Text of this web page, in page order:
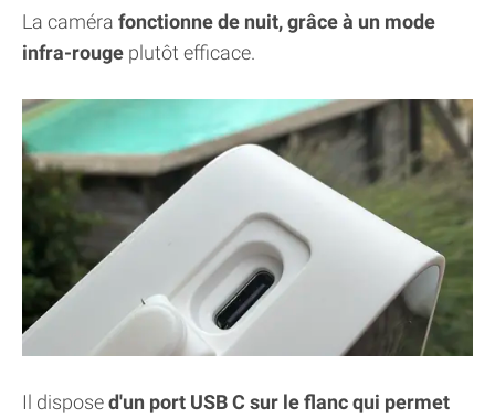
La caméra fonctionne de nuit, grâce à un mode
infra-rouge plutôt efficace.
Il disposed'un port USB C sur le flanc qui permet